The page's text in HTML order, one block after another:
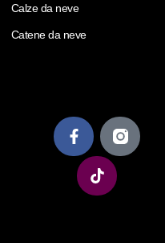
Calze da neve
Catene da neve